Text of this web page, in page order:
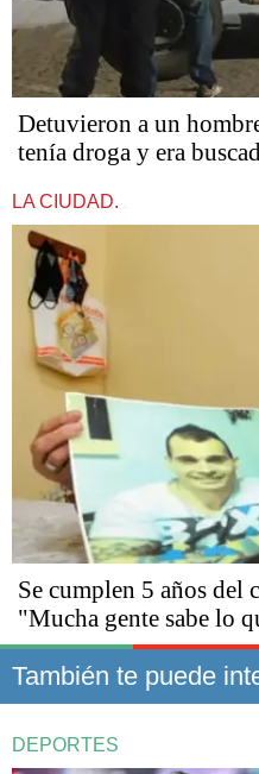
Detuvieron a un
tenía droga y era
LA CIUDAD.
Se cumplen 5 años del
"Mucha gente sabe lo
También te puede
DEPORTES